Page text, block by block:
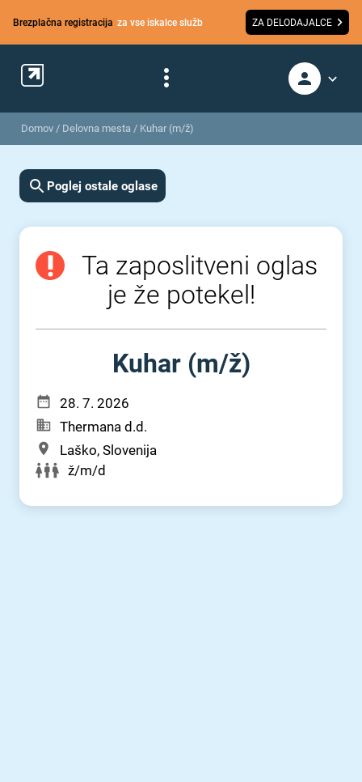
Brezplačna registracija za vse iskalce služb ZA DELODAJALCE
Domov / Delovna mesta / Kuhar (m/ž)
Poglej ostale oglase
Ta zaposlitveni oglas
je že potekel!
Kuhar (m⁠/⁠ž)
28. 7. 2026
Thermana d.d.
Laško, Slovenija
ž/m/d